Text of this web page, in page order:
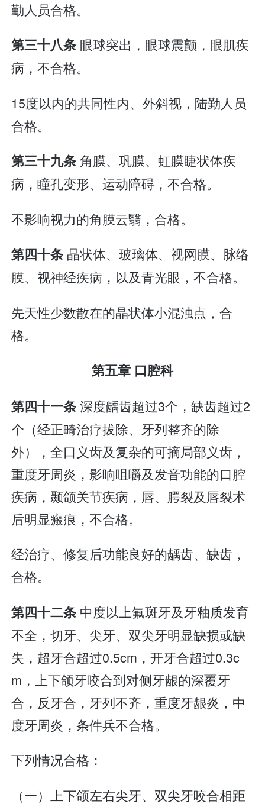
勤人员合格。
第三十八条 眼球突出，眼球震颤，眼肌疾
病，不合格。
15度以内的共同性内、外斜视，陆勤人员
合格。
第三十九条角膜、巩膜、虹膜睫状体疾
病，瞳孔变形、运动障碍，不合格。
不影响视力的角膜云翳，合格。
第四十条 晶状体、玻璃体、视网膜、脉络
膜、视神经疾病，以及青光眼，不合格。
先天性少数散在的晶状体小混浊点，合
格。
第五章 口腔科
第四十一条深度龋齿超过3个，缺齿超过2
个（经正畸治疗拔除、牙列整齐的除
外），全口义齿及复杂的可摘局部义齿，
重度牙周炎，影响咀嚼及发音功能的口腔
疾病，颞颌关节疾病，唇、腭裂及唇裂术
后明显瘢痕，不合格。
经治疗、修复后功能良好的龋齿、缺齿，
合格。
第四十二条 中度以上氟斑牙及牙釉质发育
不全，切牙、尖牙、双尖牙明显缺损或缺
失，超牙合超过0.5cm，开牙合超过0.3c
m，上下颌牙咬合到对侧牙龈的深覆牙
合，反牙合，牙列不齐，重度牙龈炎，中
度牙周炎，条件兵不合格。
下列情况合格：
（一）上下颌左右尖牙、双尖牙咬合相距